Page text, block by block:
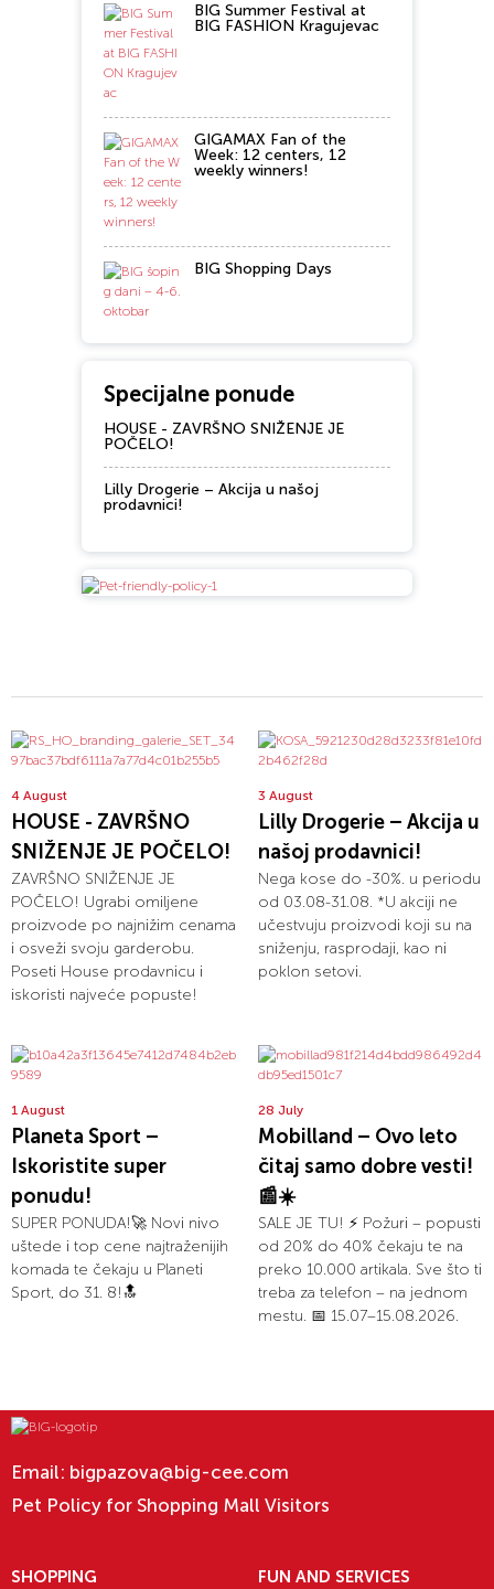
BIG Summer Festival at
BIG FASHION Kragujevac
GIGAMAX Fan of the
Week: 12 centers, 12
weekly winners!
BIG Shopping Days
Specijalne ponude
HOUSE - ZAVRŠNO SNIŽENJE JE
POČELO!
Lilly Drogerie – Akcija u našoj
prodavnici!
4 August
HOUSE - ZAVRŠNO
SNIŽENJE JE POČELO!
ZAVRŠNO SNIŽENJE JE
POČELO! Ugrabi omiljene
proizvode po najnižim cenama
i osveži svoju garderobu.
Poseti House prodavnicu i
iskoristi najveće popuste!
3 August
Lilly Drogerie – Akcija u
našoj prodavnici!
Nega kose do -30%. u periodu
od 03.08-31.08. *U akciji ne
učestvuju proizvodi koji su na
sniženju, rasprodaji, kao ni
poklon setovi.
1 August
Planeta Sport –
Iskoristite super
ponudu!
SUPER PONUDA!🚀 Novi nivo
uštede i top cene najtraženijih
komada te čekaju u Planeti
Sport, do 31. 8!🔝
28 July
Mobilland – Ovo leto
čitaj samo dobre vesti!
📰☀️
SALE JE TU! ⚡ Požuri – popusti
od 20% do 40% čekaju te na
preko 10.000 artikala. Sve što ti
treba za telefon – na jednom
mestu. 📅 15.07–15.08.2026.
Email: bigpazova@big-cee.com
Pet Policy for Shopping Mall Visitors
SHOPPING FUN AND SERVICES